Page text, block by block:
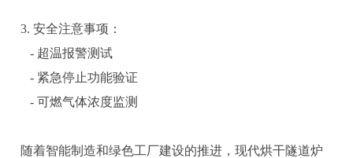
3. 安全注意事项：
- 超温报警测试
- 紧急停止功能验证
- 可燃气体浓度监测
随着智能制造和绿色工厂建设的推进，现代烘干隧道炉